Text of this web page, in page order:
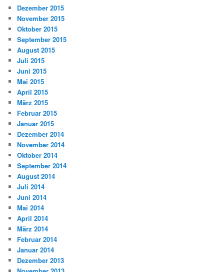
Dezember 2015
November 2015
Oktober 2015
September 2015
August 2015
Juli 2015
Juni 2015
Mai 2015
April 2015
März 2015
Februar 2015
Januar 2015
Dezember 2014
November 2014
Oktober 2014
September 2014
August 2014
Juli 2014
Juni 2014
Mai 2014
April 2014
März 2014
Februar 2014
Januar 2014
Dezember 2013